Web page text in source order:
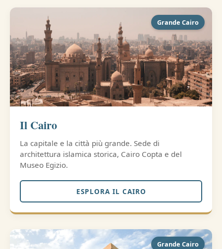
Grande Cairo
Il Cairo
La capitale e la città più grande. Sede di
architettura islamica storica, Cairo Copta e del
Museo Egizio.
ESPLORA IL CAIRO
Grande Cairo